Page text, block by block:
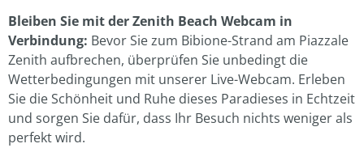
Bleiben Sie mit der Zenith Beach Webcam in
Verbindung: Bevor Sie zum Bibione-Strand am Piazzale
Zenith aufbrechen, überprüfen Sie unbedingt die
Wetterbedingungen mit unserer Live-Webcam. Erleben
Sie die Schönheit und Ruhe dieses Paradieses in Echtzeit
und sorgen Sie dafür, dass Ihr Besuch nichts weniger als
perfekt wird.